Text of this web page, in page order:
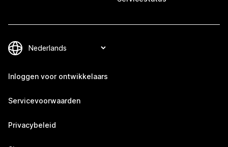
Inloggen voor ontwikkelaars
Servicevoorwaarden
Privacybeleid